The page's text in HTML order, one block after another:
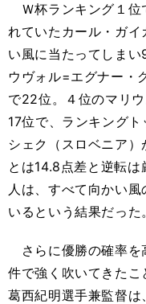
Ｗ杯ランキング１位
れていたカール・ガ
い風に当たってしま
ウヴォル=エグナー・
で22位。４位のマリ
17位で、ランキング
シェク（スロベニア
とは14.8点差と逆転
人は、すべて向かい
いるという結果だった
さらに優勝の確率を
件で強く吹いてきた
葛西紀明選手兼監督